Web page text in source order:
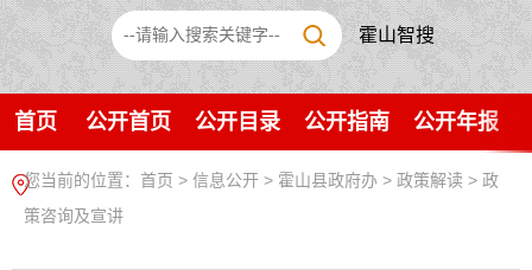
霍山智搜
首页 公开首页 公开目录 公开指南 公开年报
您当前的位置： 首页 > 信息公开 > 霍山县政府办 > 政策解读 > 政
策咨询及宣讲